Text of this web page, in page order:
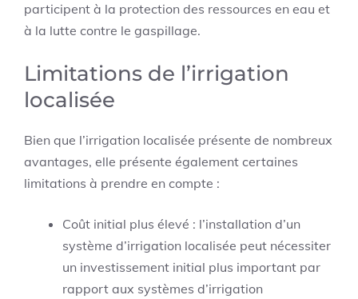
participent à la protection des ressources en eau et
à la lutte contre le gaspillage.
Limitations de l’irrigation
localisée
Bien que l’irrigation localisée présente de nombreux
avantages, elle présente également certaines
limitations à prendre en compte :
Coût initial plus élevé : l’installation d’un
système d’irrigation localisée peut nécessiter
un investissement initial plus important par
rapport aux systèmes d’irrigation